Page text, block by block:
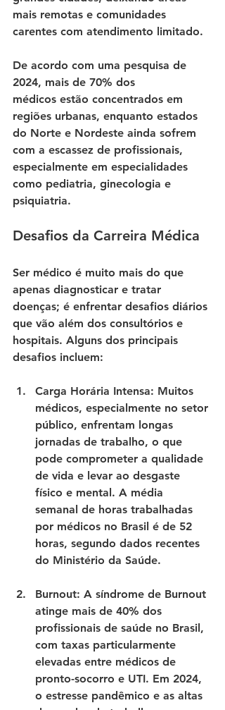
mais remotas e comunidades
carentes com atendimento limitado.
De acordo com uma pesquisa de
2024, mais de 70% dos
médicos estão concentrados em
regiões urbanas, enquanto estados
do Norte e Nordeste ainda sofrem
com a escassez de profissionais,
especialmente em especialidades
como pediatria, ginecologia e
psiquiatria.
Desafios da Carreira Médica
Ser médico é muito mais do que
apenas diagnosticar e tratar
doenças; é enfrentar desafios diários
que vão além dos consultórios e
hospitais. Alguns dos principais
desafios incluem:
Carga Horária Intensa: Muitos
médicos, especialmente no setor
público, enfrentam longas
jornadas de trabalho, o que
pode comprometer a qualidade
de vida e levar ao desgaste
físico e mental. A média
semanal de horas trabalhadas
por médicos no Brasil é de 52
horas, segundo dados recentes
do Ministério da Saúde.
Burnout: A síndrome de Burnout
atinge mais de 40% dos
profissionais de saúde no Brasil,
com taxas particularmente
elevadas entre médicos de
pronto-socorro e UTI. Em 2024,
o estresse pandêmico e as altas